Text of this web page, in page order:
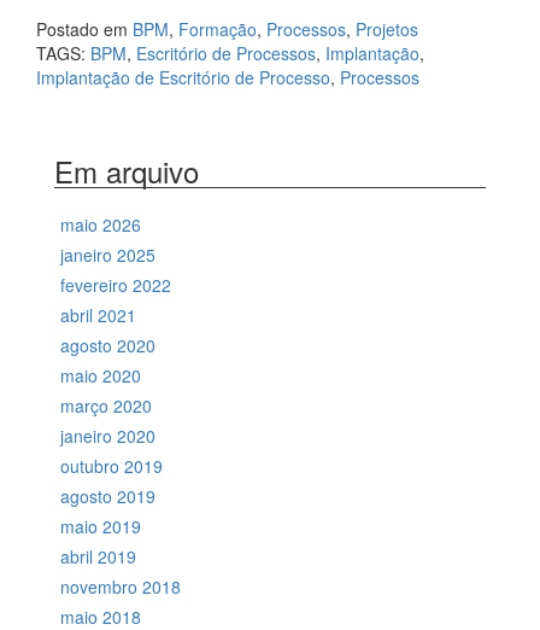
Postado em BPM, Formação, Processos, Projetos
TAGS: BPM, Escritório de Processos, Implantação,
Implantação de Escritório de Processo, Processos
Em arquivo
maio 2026
janeiro 2025
fevereiro 2022
abril 2021
agosto 2020
maio 2020
março 2020
janeiro 2020
outubro 2019
agosto 2019
maio 2019
abril 2019
novembro 2018
maio 2018